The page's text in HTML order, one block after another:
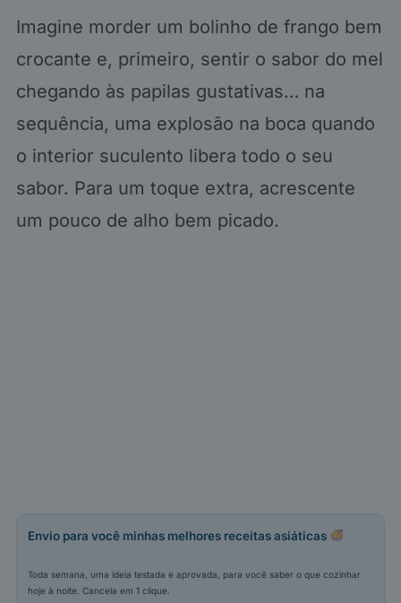
Imagine morder um bolinho de frango bem
crocante e, primeiro, sentir o sabor do mel
chegando às papilas gustativas… na
sequência, uma explosão na boca quando
o interior suculento libera todo o seu
sabor. Para um toque extra, acrescente
um pouco de alho bem picado.
Envio para você minhas melhores receitas asiáticas
Toda semana, uma ideia testada e aprovada, para você saber o que cozinhar
hoje à noite. Cancela em 1 clique.